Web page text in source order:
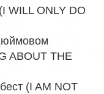
WILL ONLY DO
ABOUT THE
(I AM NOT